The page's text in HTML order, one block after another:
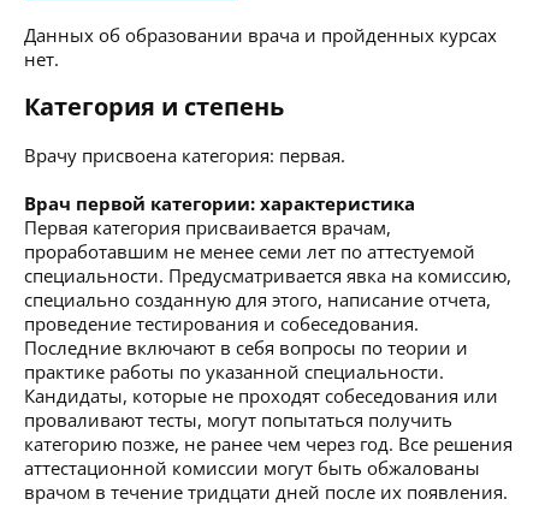
Данных об образовании врача и пройденных курсах
нет.
Категория и степень
Врачу присвоена категория: первая.
Врач первой категории: характеристика
Первая категория присваивается врачам,
проработавшим не менее семи лет по аттестуемой
специальности. Предусматривается явка на комиссию,
специально созданную для этого, написание отчета,
проведение тестирования и собеседования.
Последние включают в себя вопросы по теории и
практике работы по указанной специальности.
Кандидаты, которые не проходят собеседования или
проваливают тесты, могут попытаться получить
категорию позже, не ранее чем через год. Все решения
аттестационной комиссии могут быть обжалованы
врачом в течение тридцати дней после их появления.